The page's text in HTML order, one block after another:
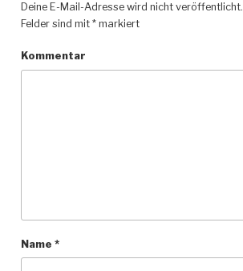
Deine E-Mail-Adresse wird nicht veröffentlicht.
Felder sind mit *markiert
Kommentar
Name *